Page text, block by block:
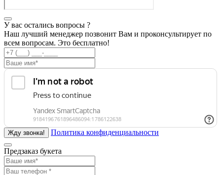
У вас остались вопросы ?
Наш лучший менеджер позвонит Вам и проконсультирует по
всем вопросам. Это бесплатно!
Политика конфиденциальности
Предзаказ букета